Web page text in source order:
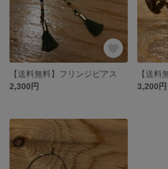
【送料無料】フリンジピアス
2,300円
3,200円